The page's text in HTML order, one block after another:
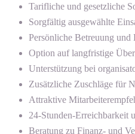
Tarifliche und gesetzliche
Sorgfältig ausgewählte
Persönliche Betreuung
Option auf langfristige
Unterstützung bei
Zusätzliche Zuschläge für
Attraktive
24-Stunden-Erreichbarkeit
Beratung zu Finanz- und